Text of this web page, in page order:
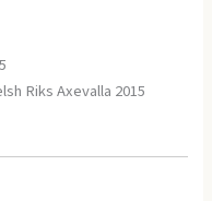
Riks Axevalla 2015